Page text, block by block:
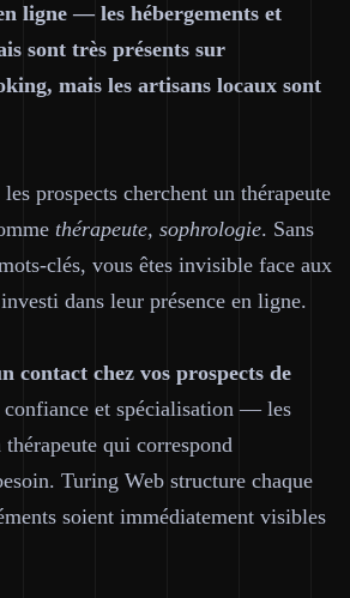
ligne — les hébergements et
sont très présents sur
mais les artisans locaux sont
prospects cherchent un thérapeute
thérapeute, sophrologie. Sans
clés, vous êtes invisible face aux
dans leur présence en ligne.
contact chez vos prospects de
confiance et spécialisation — les
qui correspond
Turing Web structure chaque
soient immédiatement visibles